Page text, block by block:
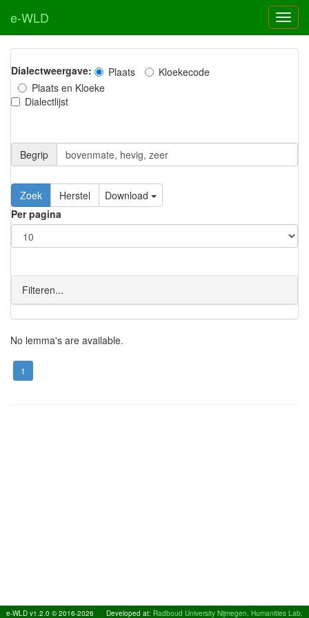
e-WLD
Dialectweergave: Plaats
Kloekecode
Plaats en Kloeke
Dialectlijst
Begrip
Zoek Herstel
Download
Per pagina
Filteren...
No lemma's are available.
1
e-WLD v1.2.0 © 2016-2026 Developed at: Radboud University Nijmegen, Humanities Lab,